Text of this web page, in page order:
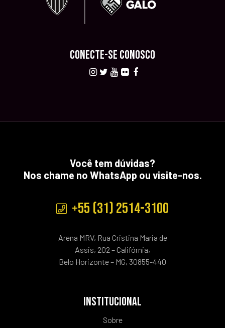
CONECTE-SE CONOSCO
Você tem dúvidas?
Nos chame no WhatsApp ou visite-nos.
+55 (31) 2514-3100
Arena MRV, Rua Cristina Maria de
Assis, 202 – Califórnia,
Belo Horizonte – MG, 30855-440
INSTITUCIONAL
Sobre